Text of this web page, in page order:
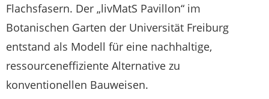
Flachsfasern. Der „livMatS Pavillon“ im
Botanischen Garten der Universität Freiburg
entstand als Modell für eine nachhaltige,
ressourceneffiziente Alternative zu
konventionellen Bauweisen.